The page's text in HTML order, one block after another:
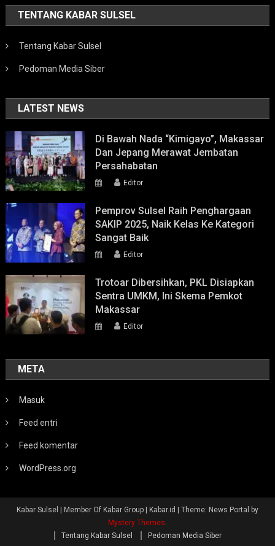
TENTANG KABAR SULSEL
Tentang Kabar Sulsel
Pedoman Media Siber
LATEST NEWS
Di Bawah Nada “Kimigayo”, Makassar
Dan Jepang Merawat Jembatan
Persahabatan
Editor
Pemprov Sulsel Raih Penghargaan
SAKIP 2025, Naik Kelas Ke Kategori
Sangat Baik
Editor
Trotoar Dibersihkan, PKL Disiapkan
Sentra UMKM, Ini Skema Pemkot
Makassar
Editor
META
Masuk
Feed entri
Feed komentar
WordPress.org
Kabar Sulsel | Member Of Kabar Group | Kabar.id | Theme: News Portal by
Mystery Themes
Tentang Kabar Sulsel
Pedoman Media Siber